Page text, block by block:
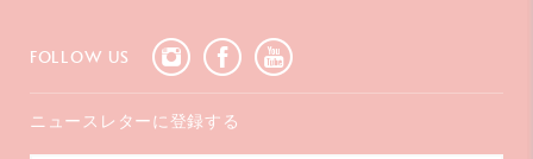
FOLLOW US
ニュースレターに登録する